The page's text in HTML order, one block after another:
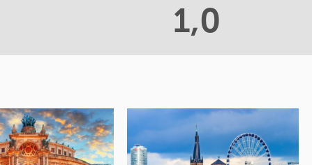
1,0